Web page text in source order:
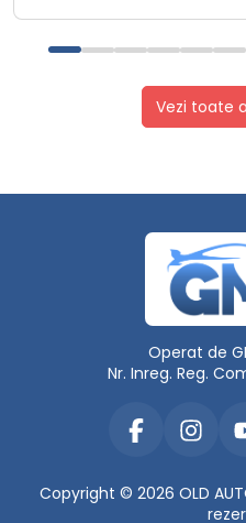
Vezi toate
Operat de
Nr. Inreg. Reg.
Copyright © 2026 OLD